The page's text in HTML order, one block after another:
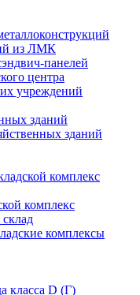
из ЛМК
панелей
центра
учреждений
зданий
зданий
комплекс
комплекс
комплексы
класса D (Г)